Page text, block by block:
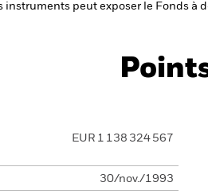
peut exposer le Fonds à
EUR 1 138 324 567
30/nov./1993